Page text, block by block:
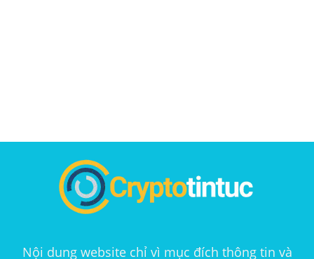
Nội dung website chỉ vì mục đích thông tin và